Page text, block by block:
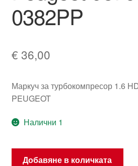
0382PP
€ 36,00
Маркуч за турбокомпресор 1.6
PEUGEOT
Налични 1
количество
Добавяне в количката